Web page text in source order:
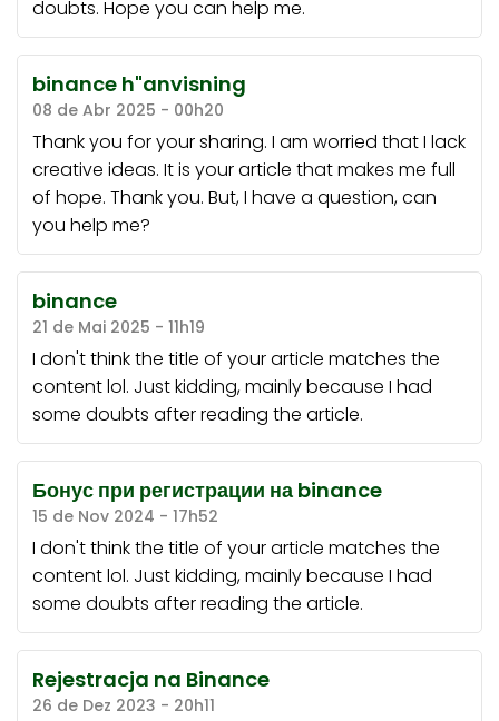
doubts. Hope you can help me.
binance h"anvisning
08 de Abr 2025 - 00h20
Thank you for your sharing. I am worried that I lack
creative ideas. It is your article that makes me full
of hope. Thank you. But, I have a question, can
you help me?
binance
21 de Mai 2025 - 11h19
I don't think the title of your article matches the
content lol. Just kidding, mainly because I had
some doubts after reading the article.
Бонус при регистрации на binance
15 de Nov 2024 - 17h52
I don't think the title of your article matches the
content lol. Just kidding, mainly because I had
some doubts after reading the article.
Rejestracja na Binance
26 de Dez 2023 - 20h11